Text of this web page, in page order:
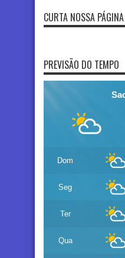
CURTA NOSSA PÁGINA
PREVISÃO DO TEMPO
Dom
Seg
Ter
Qua